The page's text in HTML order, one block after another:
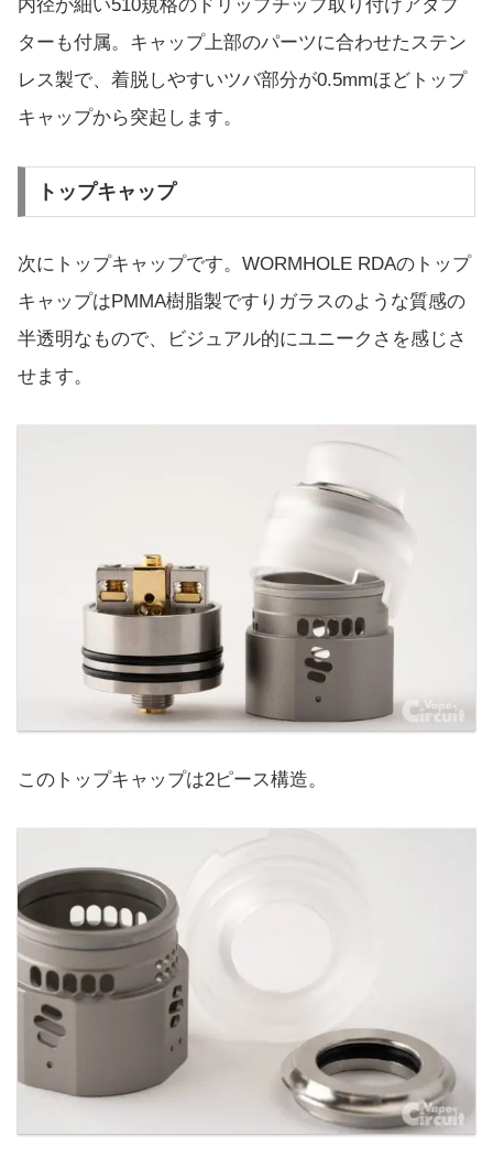
内径が細い510規格のドリップチップ取り付けアダプ
ターも付属。キャップ上部のパーツに合わせたステン
レス製で、着脱しやすいツバ部分が0.5mmほどトップ
キャップから突起します。
トップキャップ
次にトップキャップです。WORMHOLE RDAのトップ
キャップはPMMA樹脂製ですりガラスのような質感の
半透明なもので、ビジュアル的にユニークさを感じさ
せます。
このトップキャップは2ピース構造。